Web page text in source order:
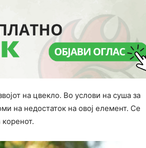
на цвекло. Во услови на суша за
на недостаток на овој елемент. Се